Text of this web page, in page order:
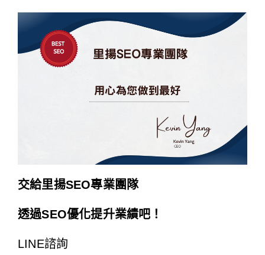
交給里揚SEO專業團隊
透過SEO優化提升業績吧！
LINE諮詢